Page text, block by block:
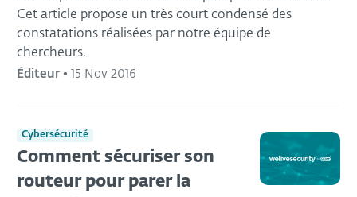
Cet article propose un très court condensé des
constatations réalisées par notre équipe de
chercheurs.
Éditeur• 15 Nov 2016
Cybersécurité
Comment sécuriser son
routeur pour parer la